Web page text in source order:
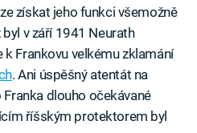
získat jeho funkci všemožně
v září 1941 Neurath
Frankovu velkému zklamání
. Ani úspěšný atentát na
dlouho očekávané
říšským protektorem byl